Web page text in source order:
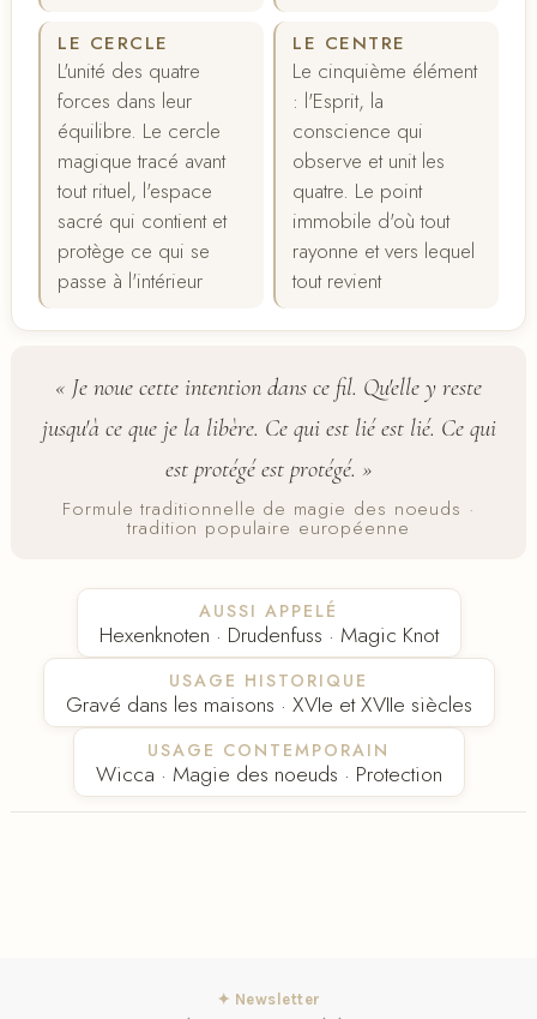
LE CERCLE
L'unité des quatre
forces dans leur
équilibre. Le cercle
magique tracé avant
tout rituel, l'espace
sacré qui contient et
protège ce qui se
passe à l'intérieur
LE CENTRE
Le cinquième élément
: l'Esprit, la
conscience qui
observe et unit les
quatre. Le point
immobile d'où tout
rayonne et vers lequel
tout revient
« Je noue cette intention dans ce fil. Qu'elle y reste
jusqu'à ce que je la libère. Ce qui est lié est lié. Ce qui
est protégé est protégé. »
Formule traditionnelle de magie des noeuds ·
tradition populaire européenne
AUSSI APPELÉ
Hexenknoten · Drudenfuss · Magic Knot
USAGE HISTORIQUE
Gravé dans les maisons · XVIe et XVIIe siècles
USAGE CONTEMPORAIN
Wicca · Magie des noeuds · Protection
✦ Newsletter